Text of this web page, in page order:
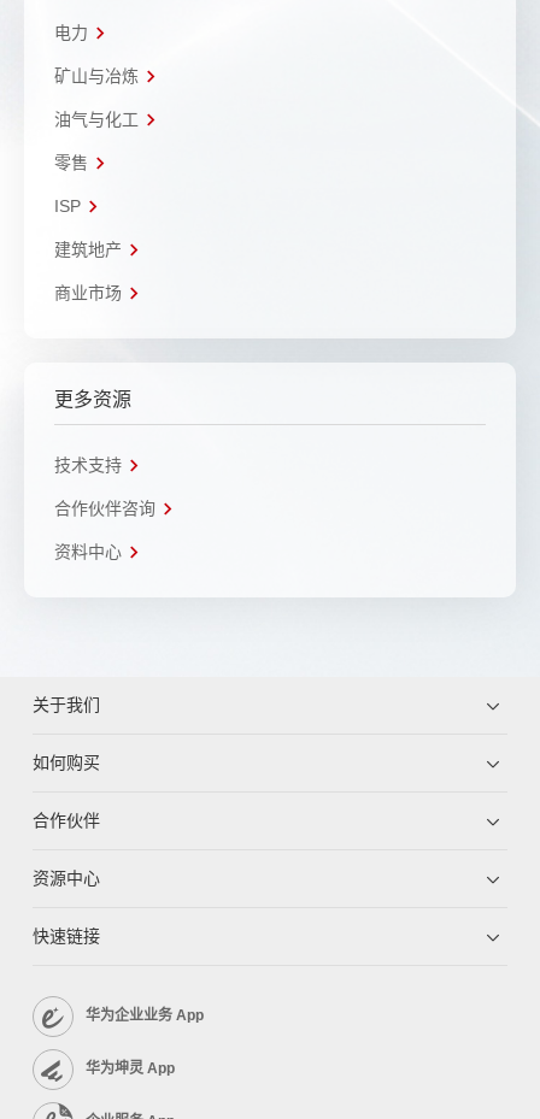
电力
矿山与冶炼
油气与化工
零售
ISP
建筑地产
商业市场
更多资源
技术支持
合作伙伴咨询
资料中心
关于我们
如何购买
合作伙伴
资源中心
快速链接
华为企业业务 App
华为坤灵 App